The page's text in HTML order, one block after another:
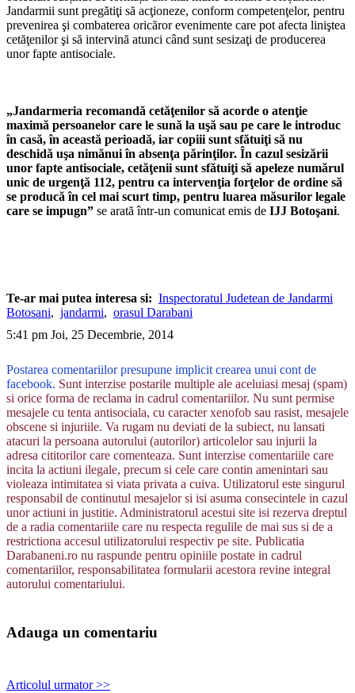
Jandarmii sunt pregătiţi să acţioneze, conform competenţelor, pentru
prevenirea şi combaterea oricăror evenimente care pot afecta liniştea
cetăţenilor şi să intervină atunci când sunt sesizaţi de producerea
unor fapte antisociale.
„Jandarmeria recomandă cetăţenilor să acorde o atenţie
maximă persoanelor care le sună la uşă sau pe care le introduc
în casă, în această perioadă, iar copiii sunt sfătuiţi să nu
deschidă uşa nimănui în absenţa părinţilor. În cazul sesizării
unor fapte antisociale, cetăţenii sunt sfătuiţi să apeleze numărul
unic de urgenţă 112, pentru ca intervenţia forţelor de ordine să
se producă în cel mai scurt timp, pentru luarea măsurilor legale
care se impugn” se arată într-un comunicat emis de IJJ Botoşani.
Te-ar mai putea interesa si: Inspectoratul Judetean de Jandarmi
Botosani, jandarmi, orasul Darabani
5:41 pm Joi, 25 Decembrie, 2014
Postarea comentariilor presupune implicit crearea unui cont de
facebook. Sunt interzise postarile multiple ale aceluiasi mesaj (spam)
si orice forma de reclama in cadrul comentariilor. Nu sunt permise
mesajele cu tenta antisociala, cu caracter xenofob sau rasist, mesajele
obscene si injuriile. Va rugam nu deviati de la subiect, nu lansati
atacuri la persoana autorului (autorilor) articolelor sau injurii la
adresa cititorilor care comenteaza. Sunt interzise comentariile care
incita la actiuni ilegale, precum si cele care contin amenintari sau
violeaza intimitatea si viata privata a cuiva. Utilizatorul este singurul
responsabil de continutul mesajelor si isi asuma consecintele in cazul
unor actiuni in justitie. Administratorul acestui site isi rezerva dreptul
de a radia comentariile care nu respecta regulile de mai sus si de a
restrictiona accesul utilizatorului respectiv pe site. Publicatia
Darabaneni.ro nu raspunde pentru opiniile postate in cadrul
comentariilor, responsabilitatea formularii acestora revine integral
autorului comentariului.
Adauga un comentariu
Articolul urmator >>